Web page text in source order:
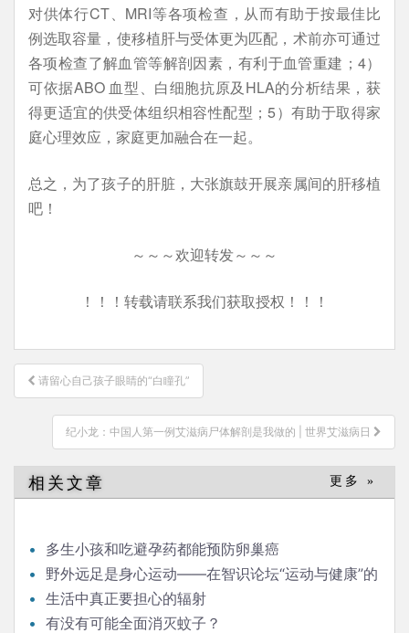
对供体行CT、MRI等各项检查，从而有助于按最佳比
例选取容量，使移植肝与受体更为匹配，术前亦可通过
各项检查了解血管等解剖因素，有利于血管重建；4）
可依据ABO 血型、白细胞抗原及HLA的分析结果，获
得更适宜的供受体组织相容性配型；5）有助于取得家
庭心理效应，家庭更加融合在一起。
总之，为了孩子的肝脏，大张旗鼓开展亲属间的肝移植
吧！
～～～欢迎转发～～～
！！！转载请联系我们获取授权！！！
文
章
请留心自己孩子眼睛的“白瞳孔”
纪小龙：中国人第一例艾滋病尸体解剖是我做的 | 世界艾滋病日
相关文章 更多 »
多生小孩和吃避孕药都能预防卵巢癌
野外远足是身心运动——在智识论坛“运动与健康”的
发言生活中真正要担心的辐射
有没有可能全面消灭蚊子？